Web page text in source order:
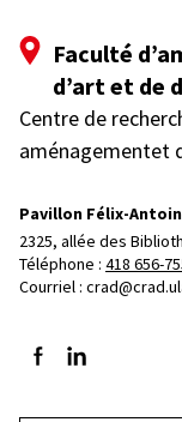
Faculté
d’art et de
Centre de
aménagementet
Pavillon Félix-
2325, allée des
Téléphone : 418 656-
Courriel :
Suivez-nous sur
Suivez-nous sur